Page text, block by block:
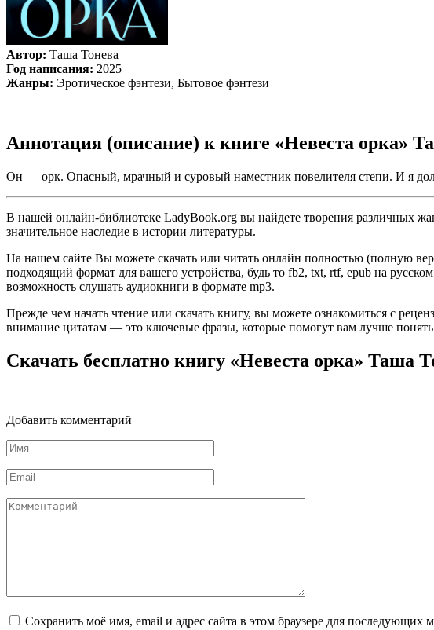
Автор: Таша Тонева
Год написания: 2025
Жанры: Эротическое фэнтези, Бытовое фэнтези
Аннотация (описание) к книге «Невеста орка»
Он — орк. Опасный, мрачный и суровый наместник повелителя степи. И я
В нашей онлайн-библиотеке LadyBook.org вы найдете творения различных
значительное наследие в истории литературы.
На нашем сайте Вы можете скачать или читать онлайн полностью (полную
подходящий формат для вашего устройства, будь то fb2, txt, rtf, epub на
возможность слушать аудиокниги в формате mp3.
Прежде чем начать чтение или скачать книгу, вы можете ознакомиться с
внимание цитатам — это ключевые фразы, которые помогут вам лучше
Скачать бесплатно книгу «Невеста орка» Таша
Добавить комментарий
Имя
*
Email
*
Комментарий
Сохранить моё имя, email и адрес сайта в этом браузере для последующих